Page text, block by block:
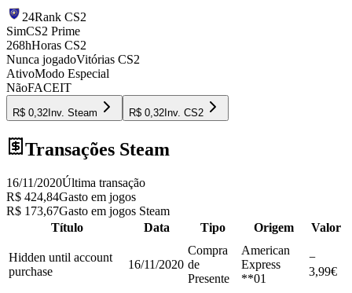
24Rank CS2
SimCS2 Prime
268hHoras CS2
Nunca jogadoVitórias CS2
AtivoModo Especial
NãoFACEIT
R$ 0,32 Inv. Steam R$ 0,32 Inv. CS2
Transações Steam
16/11/2020Última transação
R$ 424,84Gasto em jogos
R$ 173,67Gasto em jogos Steam
Título
Data Tipo Origem Valor
Hidden until account
purchase
16/11/2020
Compra
de
Presente
American
Express
**01
−
3,99€